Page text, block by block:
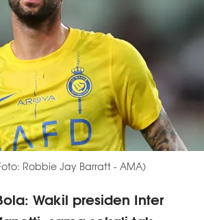
Robbie Jay Barratt - AMA)
Wakil presiden Inter